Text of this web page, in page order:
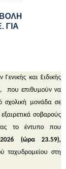
ΓΙΑ
και Ειδικής
που επιθυμούν να
μονάδα σε
εξαιρετικά σοβαρούς
το έντυπο που
(ώρα 23.59),
ταχυδρομείου στη